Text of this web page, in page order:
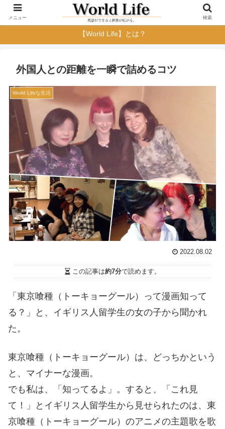
【World Life】とは？
外国人との距離を一瞬で詰めるコツ
World Lifeな生活
2022.08.02
この記事は約7分で読めます。
「東京喰種（トーキョーグール）って漫画知って
る？」と、イギリス人留学生の女の子から聞かれ
た。
東京喰種（トーキョーグール）は、どっちかという
と、マイナーな漫画。
でも私は、「知ってるよ」。すると、「これ見
て！」とイギリス人留学生から見せられたのは、東
京喰種（トーキョーグール）のアニメの主題歌を歌
メニュー 検索